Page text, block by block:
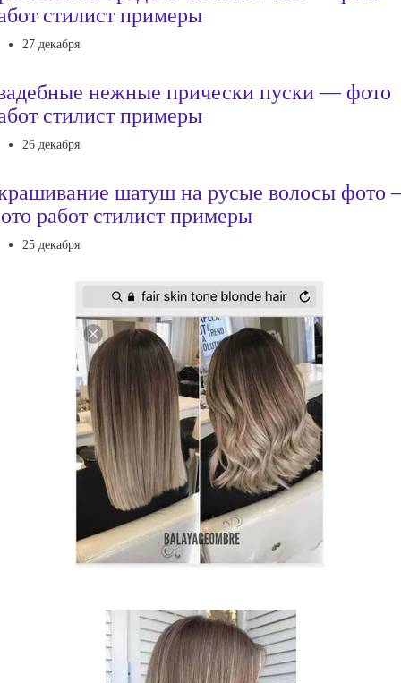
стилист примеры
27 декабря
нежные прически пуски — фото
стилист примеры
26 декабря
шатуш на русые волосы фото
работ стилист примеры
25 декабря